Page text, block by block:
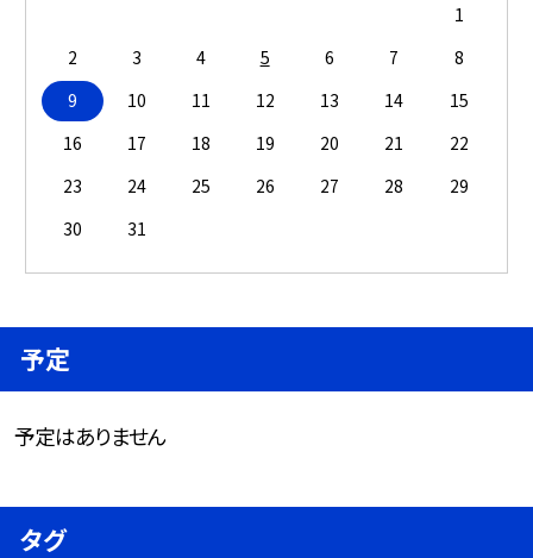
1
2
3 4 5 6 7
8
9
10 11 12 13 14
15
16
17 18 19 20 21
22
23
24 25 26 27 28
29
30
31
予定
予定はありません
タグ